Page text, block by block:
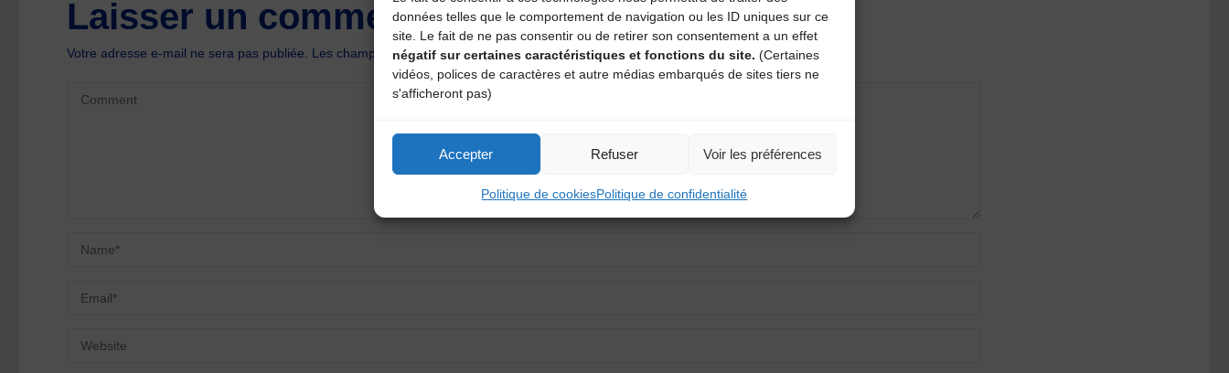
données telles que le comportement de navigation ou les ID uniques sur ce
site. Le fait de ne pas consentir ou de retirer son consentement a un effet
négatif sur certaines caractéristiques et fonctions du site. (Certaines
vidéos, polices de caractères et autre médias embarqués de sites tiers ne
s'afficheront pas)
Accepter Refuser Voir les préférences
Politique de cookiesPolitique de confidentialité
Laisser un commentaire
Votre adresse e-mail ne sera pas publiée. Les champs obligatoires sont indiqués avec*